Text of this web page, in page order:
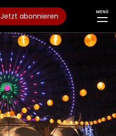
Jetzt abonnieren MENÜ